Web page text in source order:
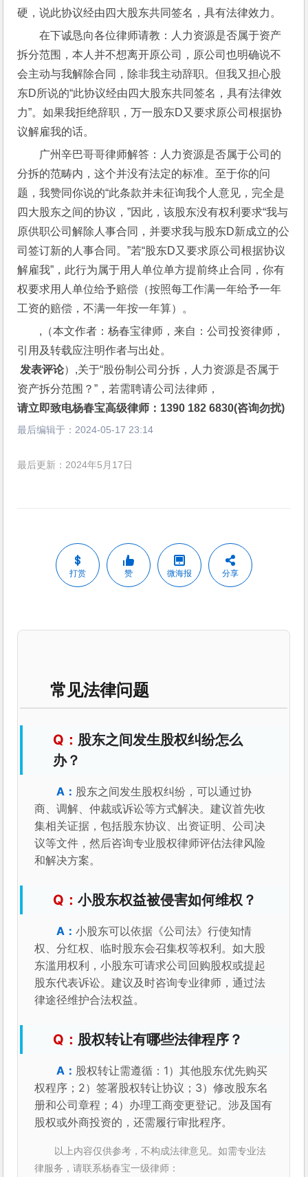
硬，说此协议经由四大股东共同签名，具有法律效力。
在下诚恳向各位律师请教：人力资源是否属于资产
拆分范围，本人并不想离开原公司，原公司也明确说不
会主动与我解除合同，除非我主动辞职。但我又担心股
东D所说的“此协议经由四大股东共同签名，具有法律效
力”。如果我拒绝辞职，万一股东D又要求原公司根据协
议解雇我的话。
广州辛巴哥哥律师解答：人力资源是否属于公司的
分拆的范畴内，这个并没有法定的标准。至于你的问
题，我赞同你说的“此条款并未征询我个人意见，完全是
四大股东之间的协议，”因此，该股东没有权利要求“我与
原供职公司解除人事合同，并要求我与股东D新成立的公
司签订新的人事合同。”若“股东D又要求原公司根据协议
解雇我”，此行为属于用人单位单方提前终止合同，你有
权要求用人单位给予赔偿（按照每工作满一年给予一年
工资的赔偿，不满一年按一年算）。
,（本文作者：杨春宝律师，来自：公司投资律师，
引用及转载应注明作者与出处。
发表评论）,关于“股份制公司分拆，人力资源是否属于
资产拆分范围？”，若需聘请公司法律师，
请立即致电杨春宝高级律师：1390 182 6830(咨询勿扰)
最后编辑于： 2024-05-17 23:14
最后更新：2024年5月17日
打赏 赞 微海报 分享
常见法律问题
股东之间发生股权纠纷怎么
办？
股东之间发生股权纠纷，可以通过协
商、调解、仲裁或诉讼等方式解决。建议首先收
集相关证据，包括股东协议、出资证明、公司决
议等文件，然后咨询专业股权律师评估法律风险
和解决方案。
小股东权益被侵害如何维权？
小股东可以依据《公司法》行使知情
权、分红权、临时股东会召集权等权利。如大股
东滥用权利，小股东可请求公司回购股权或提起
股东代表诉讼。建议及时咨询专业律师，通过法
律途径维护合法权益。
股权转让有哪些法律程序？
股权转让需遵循：1）其他股东优先购买
权程序；2）签署股权转让协议；3）修改股东名
册和公司章程；4）办理工商变更登记。涉及国有
股权或外商投资的，还需履行审批程序。
以上内容仅供参考，不构成法律意见。如需专业法
律服务，请联系杨春宝一级律师：